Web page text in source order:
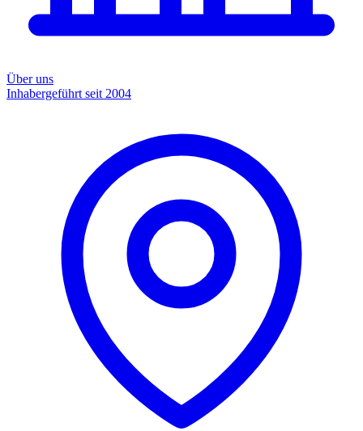
Über uns
Inhabergeführt seit 2004